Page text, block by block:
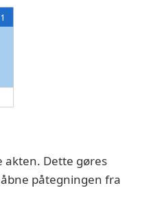
akten. Dette gøres
påtegningen fra